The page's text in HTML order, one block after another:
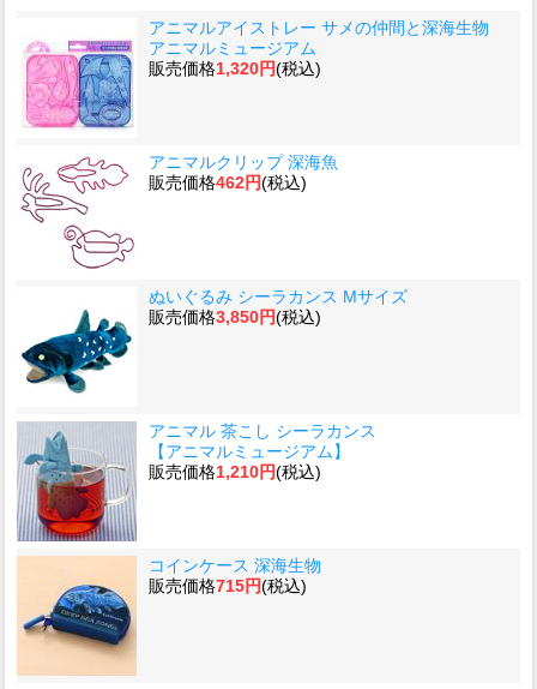
アニマルアイストレー サメの仲間と深海生物
アニマルミュージアム
販売価格1,320円(税込)
アニマルクリップ 深海魚
販売価格462円(税込)
ぬいぐるみ シーラカンス Mサイズ
販売価格3,850円(税込)
アニマル 茶こし シーラカンス
【アニマルミュージアム】
販売価格1,210円(税込)
コインケース 深海生物
販売価格715円(税込)